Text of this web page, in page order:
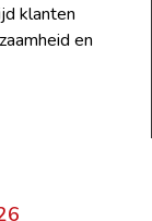
klanten
en